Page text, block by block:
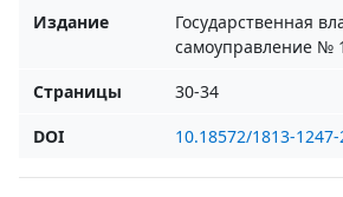
Издание
Государственная
самоуправление №
Страницы
30-34
DOI
10.18572/1813-